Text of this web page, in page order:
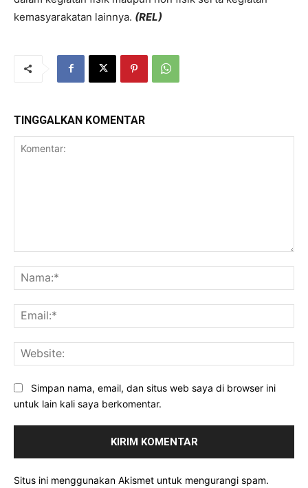
kemasyarakatan lainnya. (REL)
TINGGALKAN KOMENTAR
Simpan nama, email, dan situs web saya di browser ini
untuk lain kali saya berkomentar.
Situs ini menggunakan Akismet untuk mengurangi spam.